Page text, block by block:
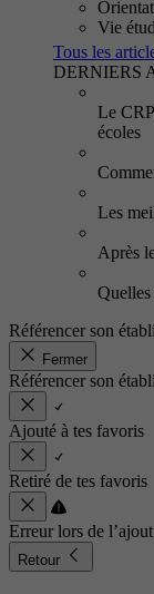
Vie
Tous les
DERNIERS
Le
écoles
Les
Après
Quelles
Référencer son
Fermer
Référencer son
Ajouté à tes favoris
Retiré de tes favoris
Erreur lors de
Retour